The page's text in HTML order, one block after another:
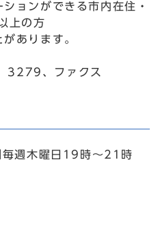
ョンができる市内在住・
上の方
あります。
、ファクス
週木曜日19時～21時